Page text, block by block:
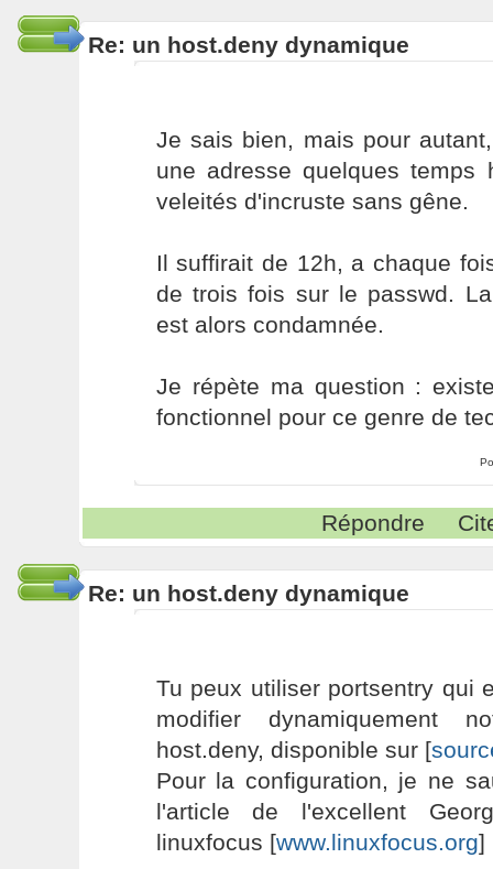
Re: un host.deny dynamique
Je sais bien, mais pour
une adresse quelques temps
veleités d'incruste sans gêne.
Il suffirait de 12h, a chaque
de trois fois sur le passwd.
est alors condamnée.
Je répète ma question :
fonctionnel pour ce genre de
Répondre
Re: un host.deny dynamique
Tu peux utiliser portsentry qui
modifier dynamiquement
host.deny, disponible sur [
Pour la configuration, je ne
l'article de l'excellent
linuxfocus [www.linuxfocus.org]